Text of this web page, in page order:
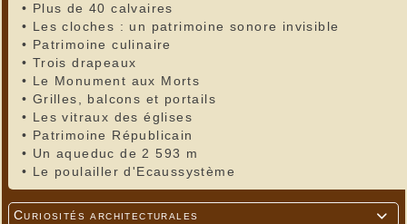
• Plus de 40 calvaires
• Les cloches : un patrimoine sonore invisible
• Patrimoine culinaire
• Trois drapeaux
• Le Monument aux Morts
• Grilles, balcons et portails
• Les vitraux des églises
• Patrimoine Républicain
• Un aqueduc de 2 593 m
• Le poulailler d'Ecaussystème

Curiosités architecturales